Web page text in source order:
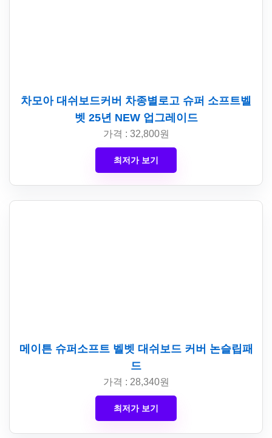
차모아 대쉬보드커버 차종별로고 슈퍼 소프트벨
벳 25년 NEW 업그레이드
가격 : 32,800원
최저가 보기
메이튼 슈퍼소프트 벨벳 대쉬보드 커버 논슬립패
드
가격 : 28,340원
최저가 보기